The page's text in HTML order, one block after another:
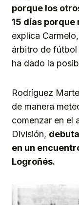
porque los
15 días porque
explica
árbitro de fútbol
ha dado la
Rodríguez
de manera
comenzar en el
División,
en un
Logroñés.